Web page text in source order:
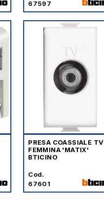
67597
PRESA COASSIALE TV
FEMMINA 'MATIX'
BTICINO
Cod.
67601